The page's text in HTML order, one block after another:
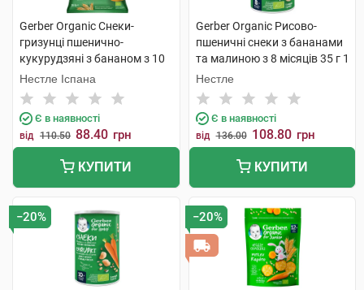
Gerber Organic Снеки-
гризунці пшенично-
кукурудзяні з бананом з 10
місяців 28 г 1 пачка
Нестле Іспана
Є в наявності
від 110.50 88.40 грн
КУПИТИ
Gerber Organic Рисово-
пшеничні снеки з бананами
та малиною з 8 місяців 35 г 1
банка
Нестле
Є в наявності
від 136.00 108.80 грн
КУПИТИ
−20% −20%